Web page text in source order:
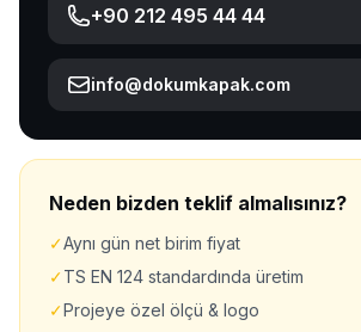
+90 212 495 44 44
info@dokumkapak.com
Neden bizden teklif almalısınız?
✓Aynı gün net birim fiyat
✓TS EN 124 standardında üretim
✓Projeye özel ölçü & logo